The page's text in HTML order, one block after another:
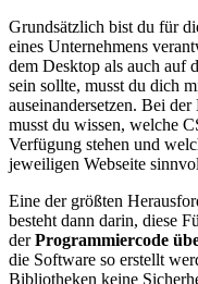
Grundsätzlich bist du für
eines Unternehmens
dem Desktop als auch auf
sein sollte, musst du dich
auseinandersetzen. Bei
musst du wissen, welche
Verfügung stehen und
jeweiligen Webseite
Eine der größten
besteht dann darin, diese
derProgrammiercode
die Software so erstellt
Bibliotheken keine